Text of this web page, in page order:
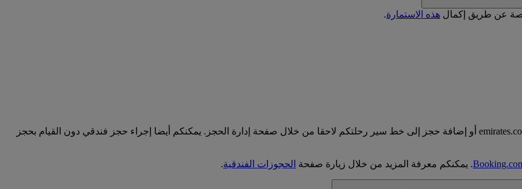
عن طريق إكمال هذه الاستمارة.
يمكنكم إجراء حجز فندقي قبل أو بعد قيامكم بحجز رحلة من خلال emirates.com أو إضافة حجز إلى خط سير رحلتكم لاحقا من خلال صفحة إدارة الحجز. يمكنكم أيضا إجراء حجز فندقي دون القيام بحجز
. يمكنكم معرفة المزيد من خلال زيارة صفحة الحجوزات الفندقية.